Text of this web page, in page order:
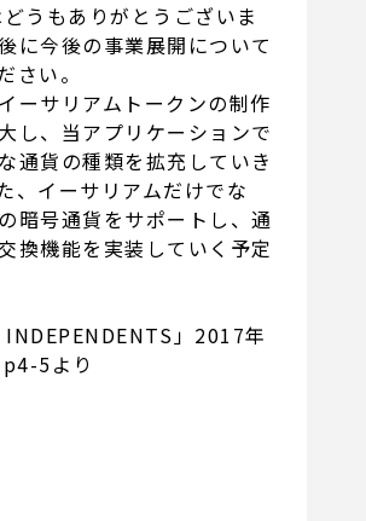
うもありがとうございま
に今後の事業展開について
さい。
ーサリアムトークンの制作
し、当アプリケーションで
通貨の種類を拡充していき
、イーサリアムだけでな
暗号通貨をサポートし、通
換機能を実装していく予定
」2017年
5より